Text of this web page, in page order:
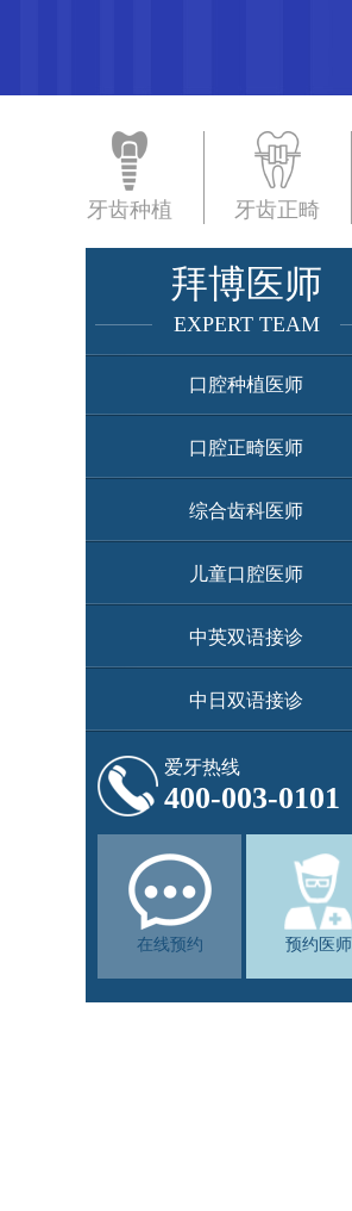
牙齿种植 牙齿正畸
拜博医师
EXPERT TEAM
口腔种植医师
口腔正畸医师
综合齿科医师
儿童口腔医师
中英双语接诊
中日双语接诊
爱牙热线
400-003-0101
在线预约 预约医师